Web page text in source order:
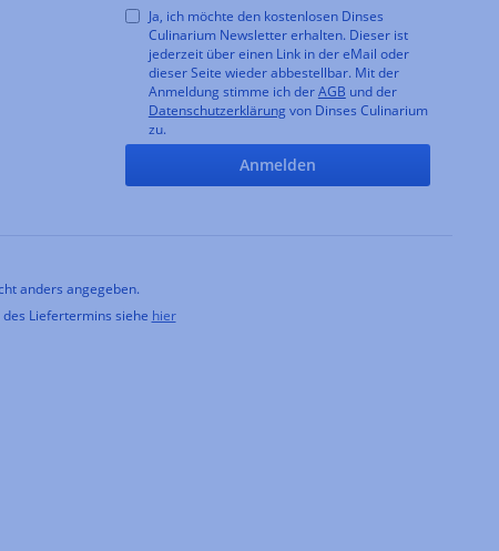
Ja, ich möchte den kostenlosen Dinses
Culinarium Newsletter erhalten. Dieser ist
jederzeit über einen Link in der eMail oder
dieser Seite wieder abbestellbar. Mit der
Anmeldung stimme ich derAGB und der
Datenschutzerklärung von Dinses Culinarium
zu.
Anmelden
anders angegeben.
Liefertermins siehe hier